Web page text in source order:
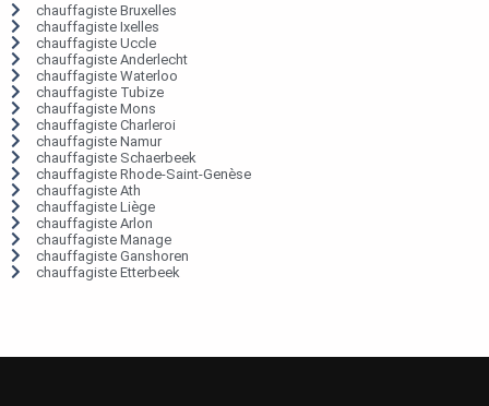
chauffagiste Bruxelles
chauffagiste Ixelles
chauffagiste Uccle
chauffagiste Anderlecht
chauffagiste Waterloo
chauffagiste Tubize
chauffagiste Mons
chauffagiste Charleroi
chauffagiste Namur
chauffagiste Schaerbeek
chauffagiste Rhode-Saint-Genèse
chauffagiste Ath
chauffagiste Liège
chauffagiste Arlon
chauffagiste Manage
chauffagiste Ganshoren
chauffagiste Etterbeek